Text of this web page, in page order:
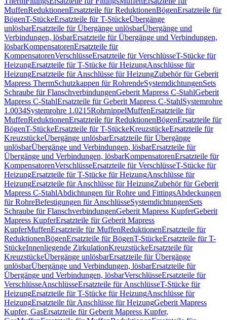
MuffenReduktionenErsatzteile für ReduktionenBögenErsatzteile für
BögenT-StückeErsatzteile für T-StückeÜbergänge
unlösbarErsatzteile für Übergänge unlösbarÜbergänge und
Verbindungen, lösbarErsatzteile für Übergänge und Verbindungen,
lösbarKompensatorenErsatzteile für
KompensatorenVerschlüsseErsatzteile für VerschlüsseT-Stücke für
HeizungErsatzteile für T-Stücke für HeizungAnschlüsse für
HeizungErsatzteile für Anschlüsse für HeizungZubehör für Geberit
Mapress ThermSchutzkappen für RohrendeSystemdichtungenSets
Schraube für FlanschverbindungenGeberit Mapress C-StahlGeberit
Mapress C-StahlErsatzteile für Geberit Mapress C-StahlSystemrohre
1.0034Systemrohre 1.0215RohrnippelMuffenErsatzteile für
MuffenReduktionenErsatzteile für ReduktionenBögenErsatzteile für
BögenT-StückeErsatzteile für T-StückeKreuzstückeErsatzteile für
KreuzstückeÜbergänge unlösbarErsatzteile für Übergänge
unlösbarÜbergänge und Verbindungen, lösbarErsatzteile für
Übergänge und Verbindungen, lösbarKompensatorenErsatzteile für
KompensatorenVerschlüsseErsatzteile für VerschlüsseT-Stücke für
HeizungErsatzteile für T-Stücke für HeizungAnschlüsse für
HeizungErsatzteile für Anschlüsse für HeizungZubehör für Geberit
Mapress C-StahlAbdichtungen für Rohre und FittingsAbdeckungen
für RohreBefestigungen für AnschlüsseSystemdichtungenSets
Schraube für FlanschverbindungenGeberit Mapress KupferGeberit
Mapress KupferErsatzteile für Geberit Mapress
KupferMuffenErsatzteile für MuffenReduktionenErsatzteile für
ReduktionenBögenErsatzteile für BögenT-StückeErsatzteile für T-
StückeInnenliegende ZirkulationKreuzstückeErsatzteile für
KreuzstückeÜbergänge unlösbarErsatzteile für Übergänge
unlösbarÜbergänge und Verbindungen, lösbarErsatzteile für
Übergänge und Verbindungen, lösbarVerschlüsseErsatzteile für
VerschlüsseAnschlüsseErsatzteile für AnschlüsseT-Stücke für
HeizungErsatzteile für T-Stücke für HeizungAnschlüsse für
HeizungErsatzteile für Anschlüsse für HeizungGeberit Mapress
Kupfer, GasErsatzteile für Geberit Mapress Kupfer,